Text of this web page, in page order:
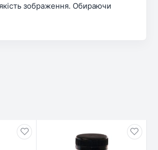
зображення. Обираючи